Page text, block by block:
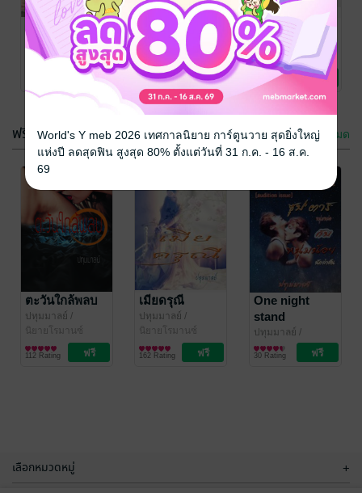
นิยายวาย Boy
Love / Yaoi
36 Rating 16 Rating
ประกาศิตทัณฑ์
พิศวาส (เพิ่ม
ตอนพิเศษ)
ปทุมมาลย์/
นิยายโรมานซ์
กรงขังรักจอม
บัญชา
ปทุมมาลย์
jintaleela
นิยายโรมานซ์
6 Rating
รักนอกทะเบียน
ปทุมมาลย์
jintaleela
นิยายโรมานซ์
8 Rating
วิมานรักแดน
ปทุมมาลย์/
jintaleela
นิยายโรมานซ์
1 Rating
เสน่ห์จันทร์เกี้ยว
ปทุมมาลย์/
jintaleela
นิยายโรมานซ์
2 Rating
ฟรีกระจาย ดูทั้งหมด
ตะวันใกล้พลบ
ปทุมมาลย์ /
jintaleela
นิยายโรมานซ์
112 Rating
เมียดรุณี
ปทุมมาลย์ /
jintaleela
นิยายโรมานซ์
162 Rating
One night
stand
[audition
issue] ซุป'ตาร์
หนุ่มหล่อกับ
ปทุมมาลย์ /
jintaleela
นิยายวาย Boy
Love / Yaoi
30 Rating
เลือกหมวดหมู่ +
World's Y meb 2026 เทศกาลนิยาย การ์ตูนวาย สุดยิ่งใหญ่
แห่งปี ลดสุดฟิน สูงสุด 80% ตั้งแต่วันที่ 31 ก.ค. - 16 ส.ค.
69